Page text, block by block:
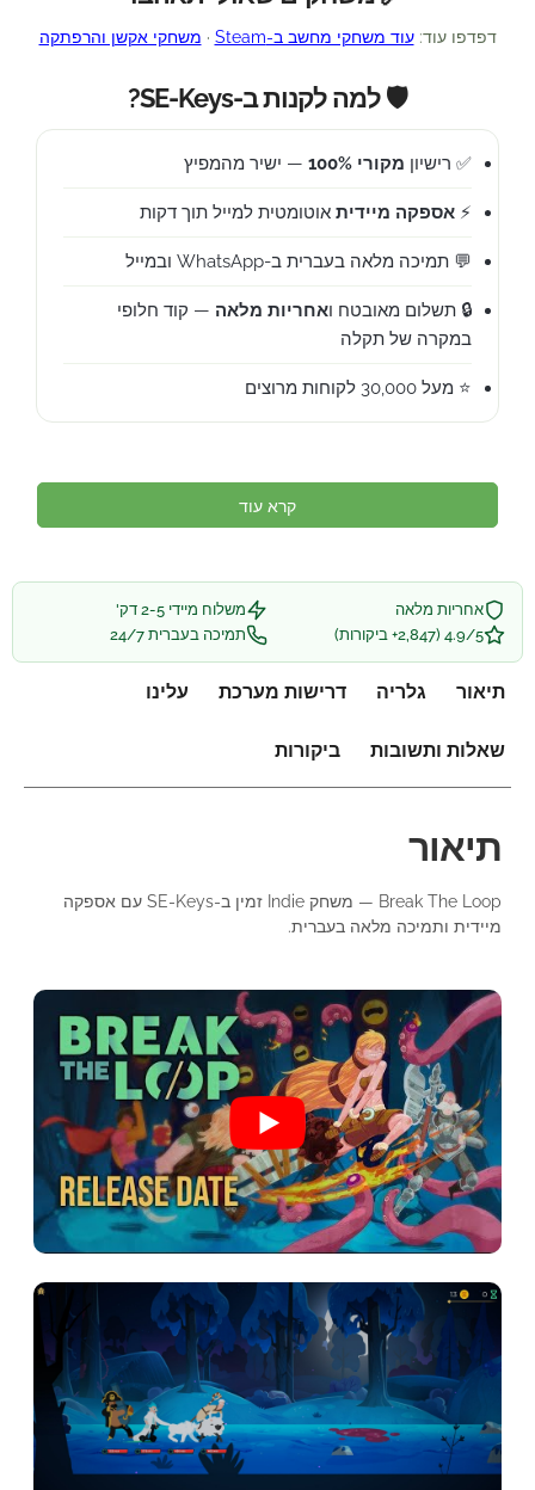
דפדפו עוד:עוד משחקי מחשב ב-Steam · משחקי אקשן והרפתקה
🛡️ למה לקנות ב-SE-Keys?
✅ רישיון מקורי 100% — ישיר מהמפיץ
⚡ אספקה מיידית אוטומטית למייל תוך דקות
💬 תמיכה מלאה בעברית ב-WhatsApp ובמייל
🔒 תשלום מאובטח ואחריות מלאה — קוד חלופי
במקרה של תקלה
⭐ מעל 30,000 לקוחות מרוצים
קרא עוד
אחריות מלאה
משלוח מיידי 2-5 דק'
4.9/5 (2,847+ ביקורות)
תמיכה בעברית 24/7
תיאור גלריה דרישות מערכת עלינו
שאלות ותשובות ביקורות
תיאור
Break The Loop — משחק Indie זמין ב-SE-Keys עם אספקה
מיידית ותמיכה מלאה בעברית.